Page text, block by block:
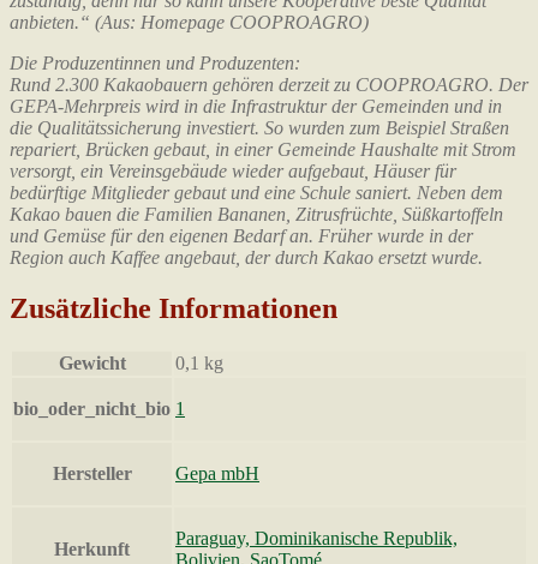
anbieten.“ (Aus: Homepage COOPROAGRO)
Die Produzentinnen und Produzenten:
Rund 2.300 Kakaobauern gehören derzeit zu COOPROAGRO. Der
GEPA-Mehrpreis wird in die Infrastruktur der Gemeinden und in
die Qualitätssicherung investiert. So wurden zum Beispiel Straßen
repariert, Brücken gebaut, in einer Gemeinde Haushalte mit Strom
versorgt, ein Vereinsgebäude wieder aufgebaut, Häuser für
bedürftige Mitglieder gebaut und eine Schule saniert. Neben dem
Kakao bauen die Familien Bananen, Zitrusfrüchte, Süßkartoffeln
und Gemüse für den eigenen Bedarf an. Früher wurde in der
Region auch Kaffee angebaut, der durch Kakao ersetzt wurde.
Zusätzliche Informationen
Gewicht 0,1 kg
bio_oder_nicht_bio 1
Hersteller Gepa mbH
Herkunft
Paraguay, Dominikanische Republik,
Bolivien, SaoTomé